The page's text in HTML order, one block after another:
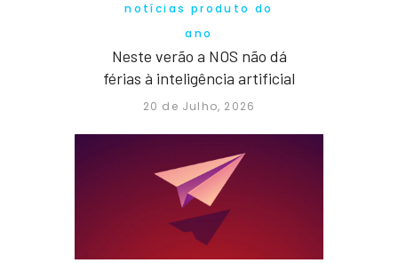
notícias produto do
ano
Neste verão a NOS não dá
férias à inteligência artificial
20 de Julho, 2026